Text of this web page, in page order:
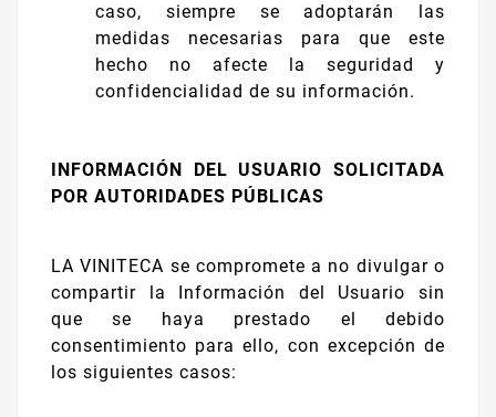
caso, siempre se adoptarán las
medidas necesarias para que este
hecho no afecte la seguridad y
confidencialidad de su información.
INFORMACIÓN DEL USUARIO SOLICITADA
POR AUTORIDADES PÚBLICAS
LA VINITECA se compromete a no divulgar o
compartir la Información del Usuario sin
que se haya prestado el debido
consentimiento para ello, con excepción de
los siguientes casos: